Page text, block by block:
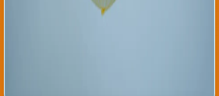
desarrolladas. Sin embargo, los gobiernos mundiales han
reaccionado con promesas vagas y compromisos reales